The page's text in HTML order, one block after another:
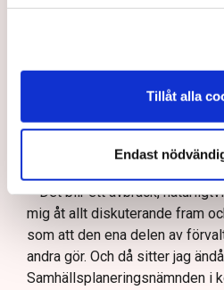
Tillåt alla
Endast
– Jag kan ju inte riva någon
att de har varit i kontakt med
fått något svar. Inte heller det
hur påverkar det ekonomin?
– Det blir ett avbräck,
mig åt allt diskuterande fram
som att den ena delen av
andra gör. Och då sitter jag
Samhällsplaneringsnämnden i